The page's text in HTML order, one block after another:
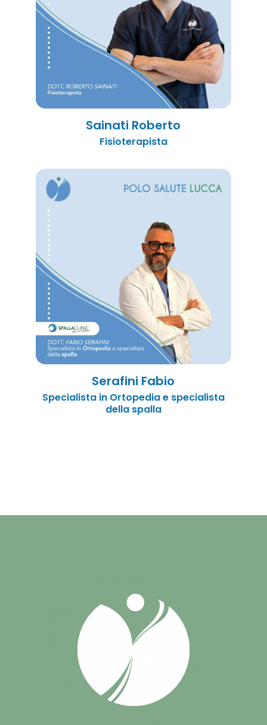
Sainati Roberto
Fisioterapista
Serafini Fabio
Specialista in Ortopedia e specialista
della spalla